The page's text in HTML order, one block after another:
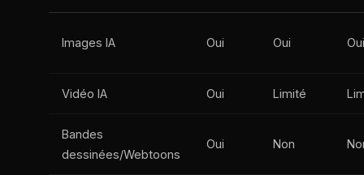
Images IA Oui Oui Oui
Vidéo IA Oui Limité
Bandes
dessinées/Webtoons
Oui Non